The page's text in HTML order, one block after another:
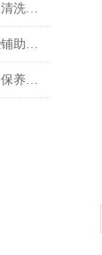
如何提高清堵高压清洗机的清洗效果？
进口高压清洗机采用了哪些铺助系统
进口高压清洗机要怎样维护保养才算合理呢